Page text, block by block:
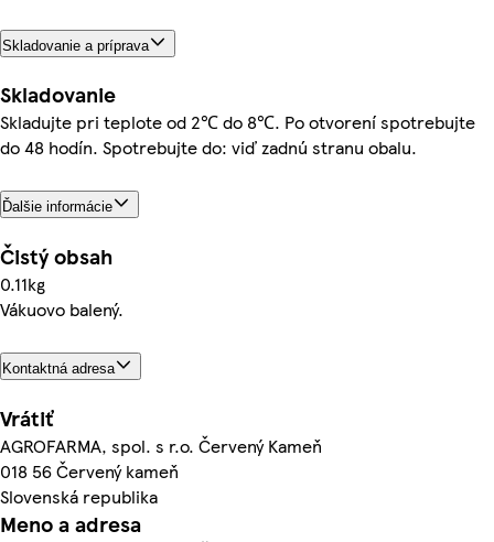
Skladovanie a príprava
Skladovanie
Skladujte pri teplote od 2℃ do 8℃. Po otvorení spotrebujte
do 48 hodín. Spotrebujte do: viď zadnú stranu obalu.
Ďalšie informácie
Čistý obsah
0.11kg
Vákuovo balený.
Kontaktná adresa
Vrátiť
AGROFARMA, spol. s r.o. Červený Kameň
018 56 Červený kameň
Slovenská republika
Meno a adresa